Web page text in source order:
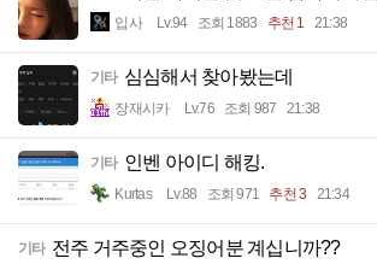
입사 Lv.94 조회 1883 추천 1 21:38
기타 심심해서 찾아봤는데
장재시카 Lv.76 조회 987 21:38
기타 인벤 아이디 해킹.
Kurtas Lv.88 조회 971 추천 3 21:34
기타 전주 거주중인 오징어분 계십니까??